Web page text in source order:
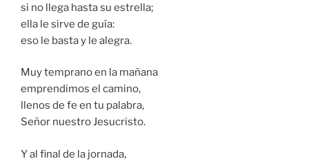
si no llega hasta su estrella;
ella le sirve de guía:
eso le basta y le alegra.
Muy temprano en la mañana
emprendimos el camino,
llenos de fe en tu palabra,
Señor nuestro Jesucristo.
Y al final de la jornada,